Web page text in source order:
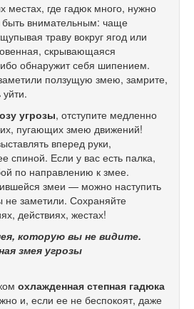
местах, где гадюк много, нужно
быть внимательным: чаще
траву вокруг ягод или
скрывающаяся
обнаружит себя шипением.
ползущую змею, замрите,
угрозы, отступите медленно
пугающих змею движений!
вперед руки,
спиной. Если у вас есть палка,
по направлению к змее.
змеи — можно наступить
не заметили. Сохраняйте
действиях, жестах!
которую вы не видите.
змея угрозы
охлажденная степная гадюка
и, если ее не беспокоят, даже